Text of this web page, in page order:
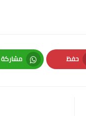
حفظ
Pinterest
مشاركة
Whatsapp